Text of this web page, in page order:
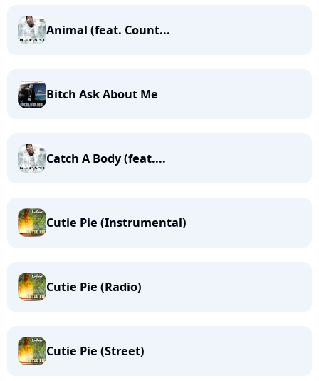
Animal (feat. Count...
Bitch Ask About Me
Catch A Body (feat....
Cutie Pie (Instrumental)
Cutie Pie (Radio)
Cutie Pie (Street)